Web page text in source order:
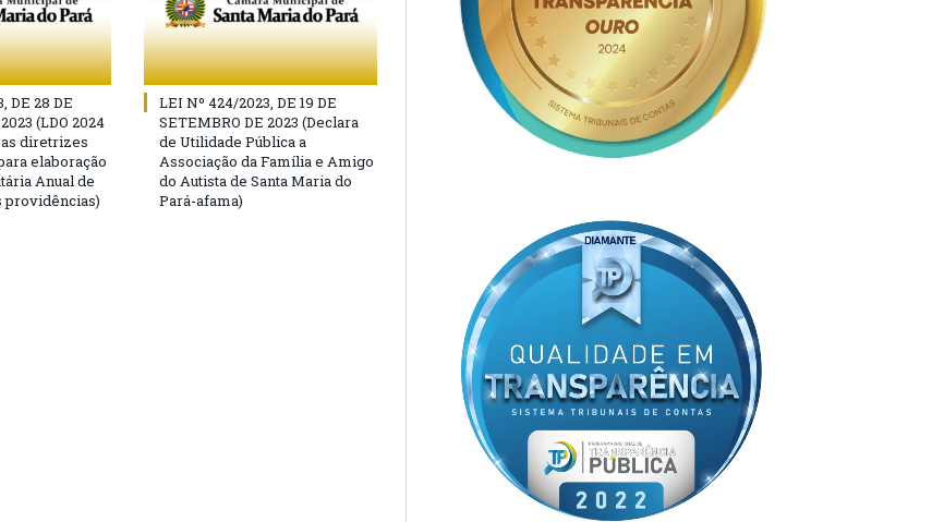
DE 28 DE
(LDO 2024
diretrizes
elaboração
Anual de
providências)
LEI Nº 424/2023, DE 19 DE
SETEMBRO DE 2023 (Declara
de Utilidade Pública a
Associação da Família e Amigo
do Autista de Santa Maria do
Pará-afama)